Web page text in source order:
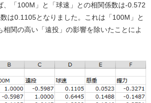
、「100M」と「球速」との相関係数は-0.572
は0.1105となりました。これは「100M」と
相関の高い「遠投」の影響を除いたことによ